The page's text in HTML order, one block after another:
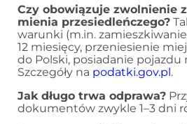
Czy obowiązuje zwolnienie
mienia przesiedleńczego?
warunki (m.in.
12 miesięcy, przeniesienie
do Polski, posiadanie pojazdu
Szczegóły na podatki.gov.pl.
Jak długo trwa odprawa?
dokumentów zwykle 1–3 dni